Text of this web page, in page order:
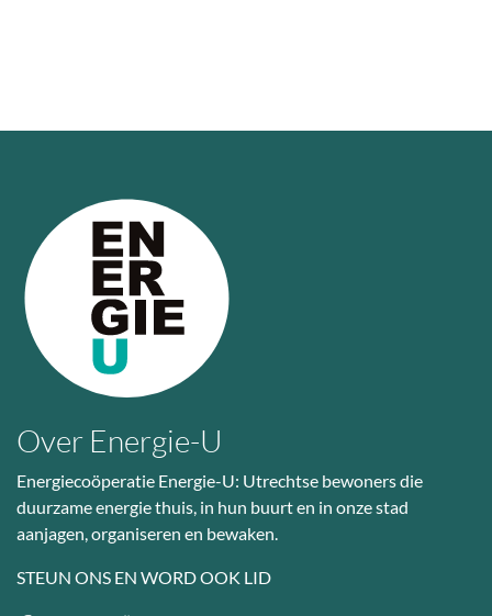
Over Energie-U
Energiecoöperatie Energie-U: Utrechtse bewoners die
duurzame energie thuis, in hun buurt en in onze stad
aanjagen, organiseren en bewaken.
STEUN ONS EN WORD OOK LID